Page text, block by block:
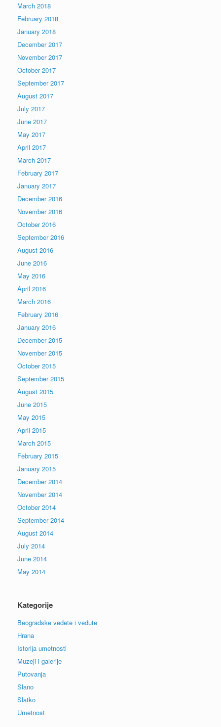
March 2018
February 2018
January 2018
December 2017
November 2017
October 2017
September 2017
August 2017
July 2017
June 2017
May 2017
April 2017
March 2017
February 2017
January 2017
December 2016
November 2016
October 2016
September 2016
August 2016
June 2016
May 2016
April 2016
March 2016
February 2016
January 2016
December 2015
November 2015
October 2015
September 2015
August 2015
June 2015
May 2015
April 2015
March 2015
February 2015
January 2015
December 2014
November 2014
October 2014
September 2014
August 2014
July 2014
June 2014
May 2014
Kategorije
Beogradske vedete i vedute
Hrana
Istorija umetnosti
Muzeji i galerije
Putovanja
Slano
Slatko
Umetnost